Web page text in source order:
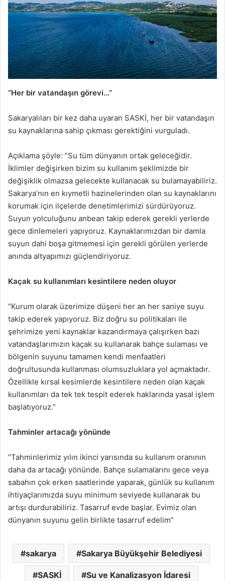
“Her bir vatandaşın görevi…”
Sakaryalıları bir kez daha uyaran SASKİ, her bir vatandaşın
su kaynaklarına sahip çıkması gerektiğini vurguladı.
Açıklama şöyle: “Su tüm dünyanın ortak geleceğidir.
İklimler değişirken bizim su kullanım şeklimizde bir
değişiklik olmazsa gelecekte kullanacak su bulamayabiliriz.
Sakarya’nın en kıymetli hazinelerinden olan su kaynaklarını
korumak için ilçelerde denetimlerimizi sürdürüyoruz.
Suyun yolculuğunu anbean takip ederek gerekli yerlerde
gece dinlemeleri yapıyoruz. Kaynaklarımızdan bir damla
suyun dahi boşa gitmemesi için gerekli görülen yerlerde
anında altyapımızı güçlendiriyoruz.
Kaçak su kullanımları kesintilere neden oluyor
“Kurum olarak üzerimize düşeni her an her saniye suyu
takip ederek yapıyoruz. Biz doğru su politikaları ile
şehrimize yeni kaynaklar kazandırmaya çalışırken bazı
vatandaşlarımızın kaçak su kullanarak bahçe sulaması ve
bölgenin suyunu tamamen kendi menfaatleri
doğrultusunda kullanması olumsuzluklara yol açmaktadır.
Özellikle kırsal kesimlerde kesintilere neden olan kaçak
kullanımları da tek tek tespit ederek haklarında yasal işlem
başlatıyoruz.”
Tahminler artacağı yönünde
“Tahminlerimiz yılın ikinci yarısında su kullanım oranının
daha da artacağı yönünde. Bahçe sulamalarını gece veya
sabahın çok erken saatlerinde yaparak, günlük su kullanım
ihtiyaçlarımızda suyu minimum seviyede kullanarak bu
artışı durdurabiliriz. Tasarruf evde başlar. Evimiz olan
dünyanın suyunu gelin birlikte tasarruf edelim”
sakarya Sakarya Büyükşehir Belediyesi
SASKİ Su ve Kanalizasyon İdaresi